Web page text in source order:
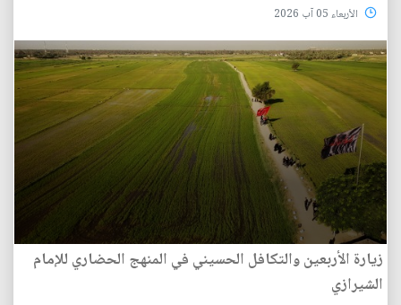
الأربعاء 05 آب 2026
زيارة الأربعين والتكافل الحسيني في المنهج الحضاري للإمام
الشيرازي